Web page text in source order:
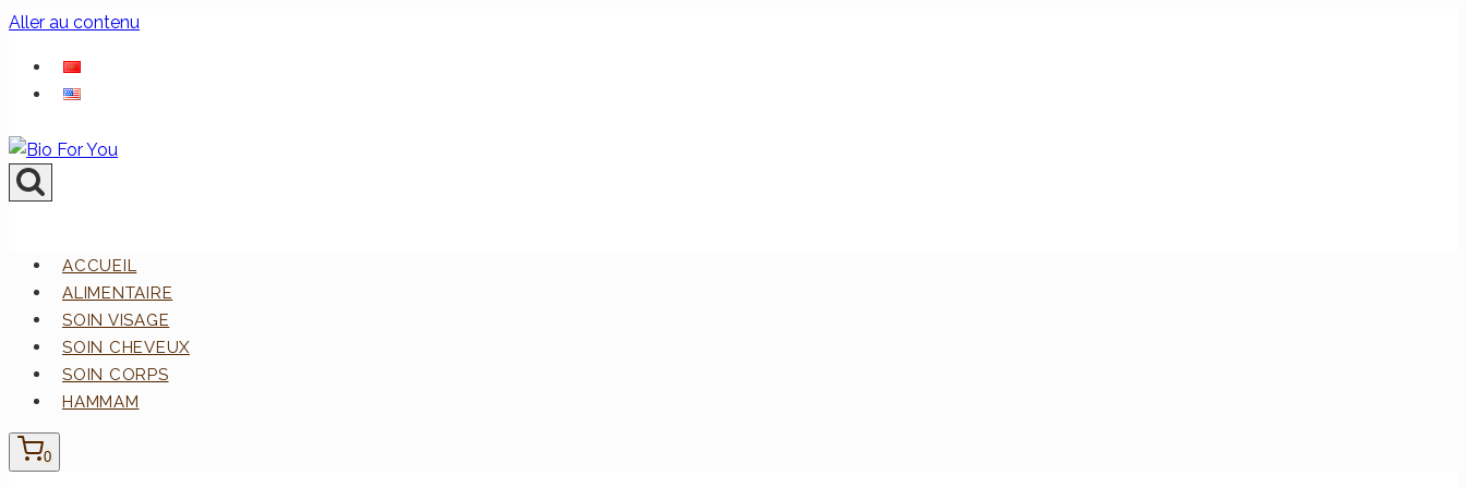
Aller au contenu
ACCUEIL
ALIMENTAIRE
SOIN VISAGE
SOIN CHEVEUX
SOIN CORPS
HAMMAM
0